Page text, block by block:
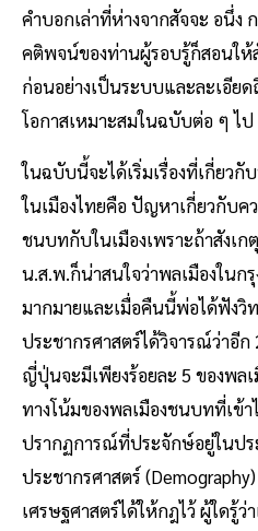
คําบอกเล่าที่ห่างจากสัจจะ อนึ่ง
คติพจน์ของท่านผู้รอบรู้ก็สอนให้
ก่อนอย่างเป็นระบบและละเอียด
โอกาสเหมาะสมในฉบับต่อ ๆ ไป
ในฉบับนี้จะได้เริ่มเรื่องที่เกี่ยว
ในเมืองไทยคือ ปัญหาเกี่ยวกับ
ชนบทกับในเมืองเพราะถ้าสังเ
น.ส.พ.ก็น่าสนใจว่าพลเมืองในก
มากมายและเมื่อคืนนี้พ่อได้ฟังวิ
ประชากรศาสตร์ได้วิจารณ์ว่าอี
ญี่ปุ่นจะมีเพียงร้อยละ 5 ของพล
ทางโน้มของพลเมืองชนบทที่เข้า
ปรากฏการณ์ที่ประจักษ์อยู่ในปร
ประชากรศาสตร์
เศรษฐศาสตร์ได้ให้กฎไว้ ผู้ใดรู้ว่